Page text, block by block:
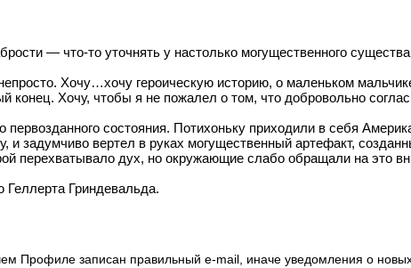
— что-то уточнять у настолько могущественного
Хочу…хочу героическую историю, о маленьком
конец. Хочу, чтобы я не пожалел о том, что добровольно
состояния. Потихоньку приходили в себя
задумчиво вертел в руках могущественный артефакт,
перехватывало дух, но окружающие слабо обращали на это
Геллерта Гриндевальда.
Профиле записан правильный e-mail, иначе уведомления о